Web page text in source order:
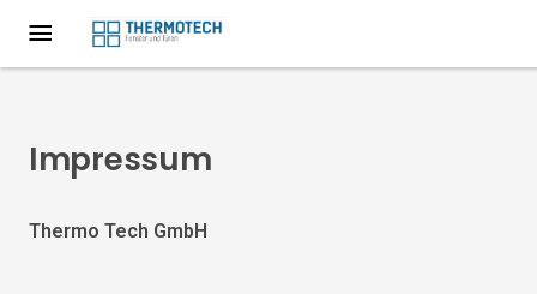
Impressum
Thermo Tech GmbH